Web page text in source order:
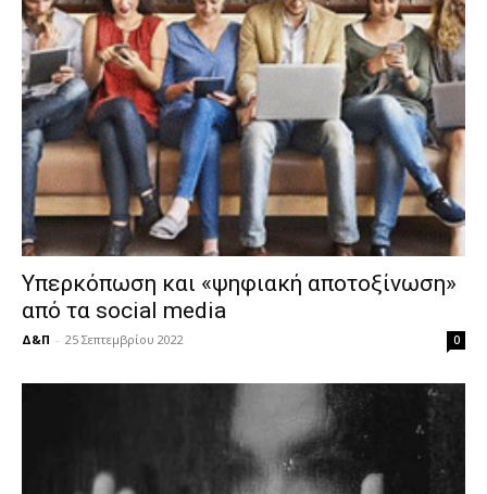
Υπερκόπωση και «ψηφιακή αποτοξίνωση»
από τα social media
Δ&Π - 25 Σεπτεμβρίου 2022 0